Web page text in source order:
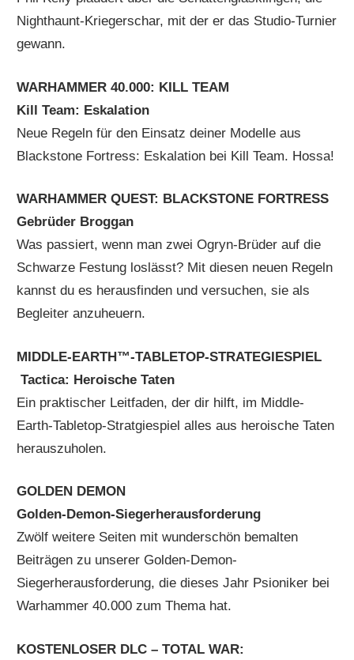
Nighthaunt-Kriegerschar, mit der er das Studio-Turnier
gewann.
WARHAMMER 40.000: KILL TEAM
Kill Team: Eskalation
Neue Regeln für den Einsatz deiner Modelle aus
Blackstone Fortress: Eskalation bei Kill Team. Hossa!
WARHAMMER QUEST: BLACKSTONE FORTRESS
Gebrüder Broggan
Was passiert, wenn man zwei Ogryn-Brüder auf die
Schwarze Festung loslässt? Mit diesen neuen Regeln
kannst du es herausfinden und versuchen, sie als
Begleiter anzuheuern.
MIDDLE-EARTH™-TABLETOP-STRATEGIESPIEL
Tactica: Heroische Taten
Ein praktischer Leitfaden, der dir hilft, im Middle-
Earth-Tabletop-Stratgiespiel alles aus heroische Taten
herauszuholen.
GOLDEN DEMON
Golden-Demon-Siegerherausforderung
Zwölf weitere Seiten mit wunderschön bemalten
Beiträgen zu unserer Golden-Demon-
Siegerherausforderung, die dieses Jahr Psioniker bei
Warhammer 40.000 zum Thema hat.
KOSTENLOSER DLC – TOTAL WAR: